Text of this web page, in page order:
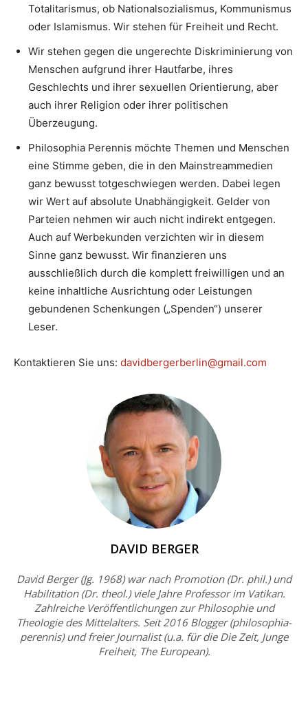
Totalitarismus, ob Nationalsozialismus, Kommunismus
oder Islamismus. Wir stehen für Freiheit und Recht.
Wir stehen gegen die ungerechte Diskriminierung von
Menschen aufgrund ihrer Hautfarbe, ihres
Geschlechts und ihrer sexuellen Orientierung, aber
auch ihrer Religion oder ihrer politischen
Überzeugung.
Philosophia Perennis möchte Themen und Menschen
eine Stimme geben, die in den Mainstreammedien
ganz bewusst totgeschwiegen werden. Dabei legen
wir Wert auf absolute Unabhängigkeit. Gelder von
Parteien nehmen wir auch nicht indirekt entgegen.
Auch auf Werbekunden verzichten wir in diesem
Sinne ganz bewusst. Wir finanzieren uns
ausschließlich durch die komplett freiwilligen und an
keine inhaltliche Ausrichtung oder Leistungen
gebundenen Schenkungen („Spenden“) unserer
Leser.
Kontaktieren Sie uns: davidbergerberlin@gmail.com
DAVID BERGER
David Berger (Jg. 1968) war nach Promotion (Dr. phil.) und
Habilitation (Dr. theol.) viele Jahre Professor im Vatikan.
Zahlreiche Veröffentlichungen zur Philosophie und
Theologie des Mittelalters. Seit 2016 Blogger (philosophia-
perennis) und freier Journalist (u.a. für die Die Zeit, Junge
Freiheit, The European).